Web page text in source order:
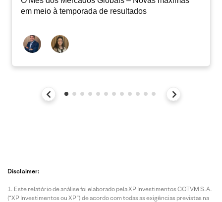
em meio à temporada de resultados
Disclaimer:
Este relatório de análise foi elaborado pela XP Investimentos CCTVM S.A.
(“XP Investimentos ou XP”) de acordo com todas as exigências previstas na